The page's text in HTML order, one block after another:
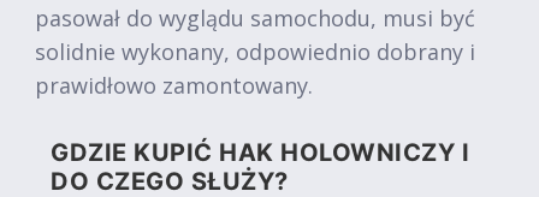
pasował do wyglądu samochodu, musi być
solidnie wykonany, odpowiednio dobrany i
prawidłowo zamontowany.
GDZIE KUPIĆ HAK HOLOWNICZY I
DO CZEGO SŁUŻY?